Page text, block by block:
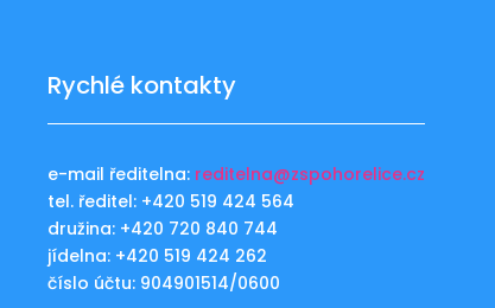
Rychlé kontakty
e-mail ředitelna: reditelna@zspohorelice.cz
tel. ředitel: +420 519 424 564
družina: +420 720 840 744
jídelna: +420 519 424 262
číslo účtu: 904901514/0600